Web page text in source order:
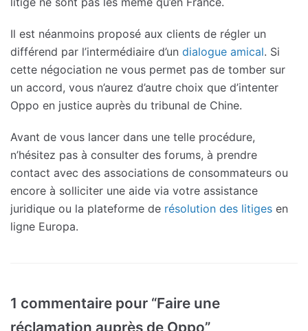
Il est néanmoins proposé aux clients de régler un
différend par l’intermédiaire d’un dialogue amical. Si
cette négociation ne vous permet pas de tomber sur
un accord, vous n’aurez d’autre choix que d’intenter
Oppo en justice auprès du tribunal de Chine.
Avant de vous lancer dans une telle procédure,
n’hésitez pas à consulter des forums, à prendre
contact avec des associations de consommateurs ou
encore à solliciter une aide via votre assistance
juridique ou la plateforme de résolution des litiges en
ligne Europa.
1 commentaire pour “Faire une
réclamation auprès de Oppo”